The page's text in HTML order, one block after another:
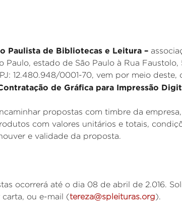
Paulista de Bibliotecas e Leitura –
Paulo, estado de São Paulo à Rua Faustolo,
12.480.948/0001-70, vem por meio deste,
de Gráfica para Impressão
propostas com timbre da
com valores unitários e totais,
e validade da proposta.
ocorrerá até o dia 08 de abril de 2.016.
ou e-mail (tereza@spleituras.org).